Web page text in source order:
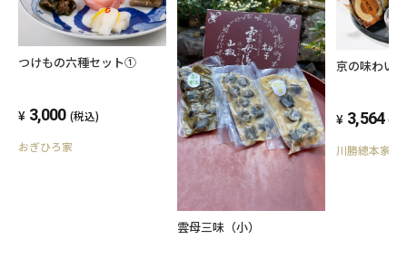
つけもの六種セット①
3,000 (税込)
おぎひろ家
雲母三味（小）
京の味わい
3,564 (税
川勝總本家